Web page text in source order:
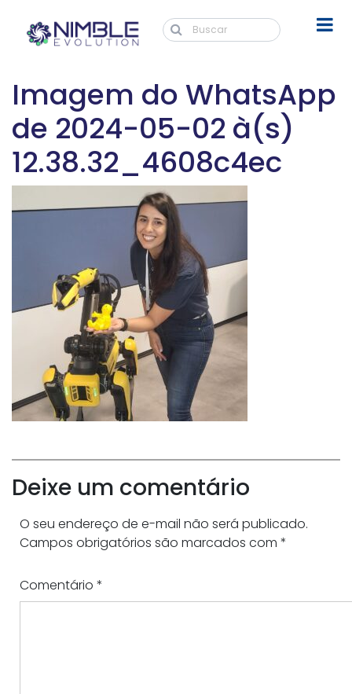
Imagem do WhatsApp
de 2024-05-02 à(s)
12.38.32_4608c4ec
Deixe um comentário
O seu endereço de e-mail não será publicado.
Campos obrigatórios são marcados com *
Comentário *